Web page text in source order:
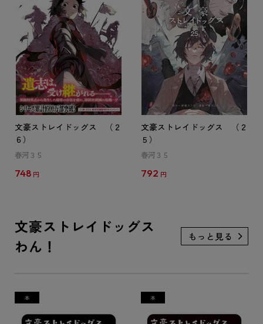
文豪ストレイドッグス （２
６）
春河３５
748 円
文豪ストレイドッグス （２
５）
春河３５
792 円
文豪ストレイドッグス
わん！